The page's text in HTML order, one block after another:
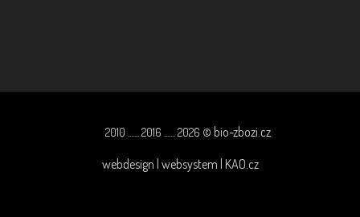
2010 ....... 2016 ....... 2026 © bio-zbozi.cz
webdesign | websystem | KAO.cz